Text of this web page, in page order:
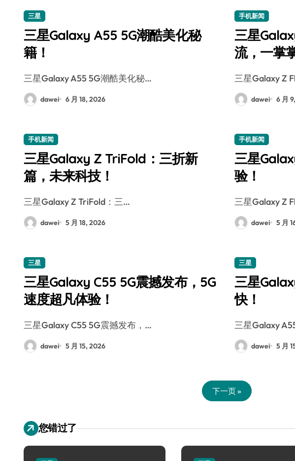
三星
三星Galaxy A55 5G潮酷美化秘
籍！
三星Galaxy A55 5G潮酷美化秘…
dawei 6 月 18, 2026
手机新闻
三星
流，一掌
三星Galaxy Z
dawei 6 月
手机新闻
三星Galaxy Z TriFold：三折新
篇，未来科技！
三星Galaxy Z TriFold：三…
dawei 5 月 18, 2026
手机新闻
三星
验！
三星Galaxy Z
dawei 5 月
三星
三星Galaxy C55 5G震撼发布，5G
速度超凡体验！
三星Galaxy C55 5G震撼发布，…
dawei 5 月 15, 2026
三星
三星
快！
三星Galaxy
dawei 5 月
下一页 »
您错过了